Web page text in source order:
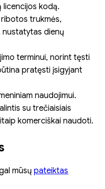
licencijos kodą.
trukmės,
nustatytas dienų
terminui, norint tęsti
pratęsti įsigyjant
naudojimui.
su trečiaisiais
komerciškai naudoti.
mūsųpateiktas